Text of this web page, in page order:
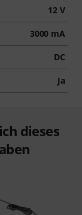
12 V
3000 mA
DC
Ja
dieses